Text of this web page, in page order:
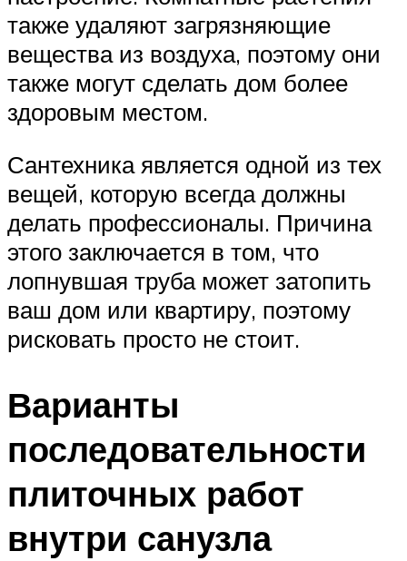
также удаляют загрязняющие
вещества из воздуха, поэтому они
также могут сделать дом более
здоровым местом.
Сантехника является одной из тех
вещей, которую всегда должны
делать профессионалы. Причина
этого заключается в том, что
лопнувшая труба может затопить
ваш дом или квартиру, поэтому
рисковать просто не стоит.
Варианты
последовательности
плиточных работ
внутри санузла